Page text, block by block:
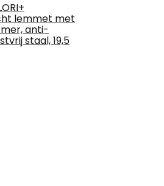
lemmet met
anti-
staal, 19,5